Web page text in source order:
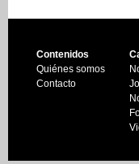
Contenidos
Quiénes somos
Contacto